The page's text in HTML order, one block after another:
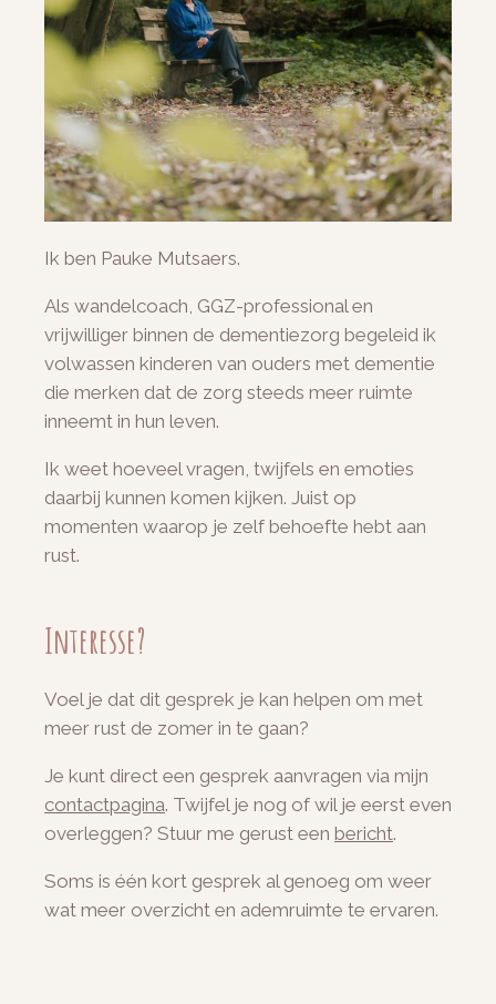
Ik ben Pauke Mutsaers.
Als wandelcoach, GGZ-professional en
vrijwilliger binnen de dementiezorg begeleid ik
volwassen kinderen van ouders met dementie
die merken dat de zorg steeds meer ruimte
inneemt in hun leven.
Ik weet hoeveel vragen, twijfels en emoties
daarbij kunnen komen kijken. Juist op
momenten waarop je zelf behoefte hebt aan
rust.
Interesse?
Voel je dat dit gesprek je kan helpen om met
meer rust de zomer in te gaan?
Je kunt direct een gesprek aanvragen via mijn
contactpagina. Twijfel je nog of wil je eerst even
overleggen? Stuur me gerust een bericht.
Soms is één kort gesprek al genoeg om weer
wat meer overzicht en ademruimte te ervaren.